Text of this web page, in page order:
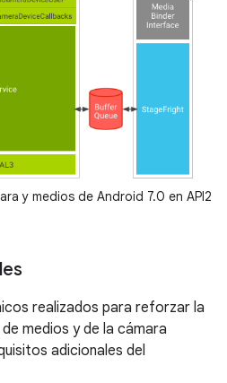
y medios de Android 7.0 en API2
realizados para reforzar la
medios y de la cámara
adicionales del